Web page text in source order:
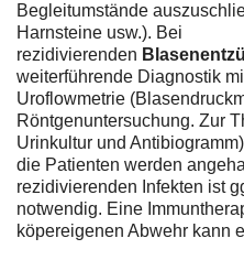
Begleitumstände
Harnsteine usw.). Bei
rezidivierenden
weiterführende Diagnostik
Uroflowmetrie
Röntgenuntersuchung. Zur
Urinkultur und
die Patienten werden
rezidivierenden Infekten ist
notwendig. Eine
köpereigenen Abwehr kann